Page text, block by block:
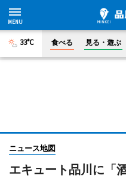
33°C 食べる 見る・遊ぶ
ニュース地図
エキュート品川に「